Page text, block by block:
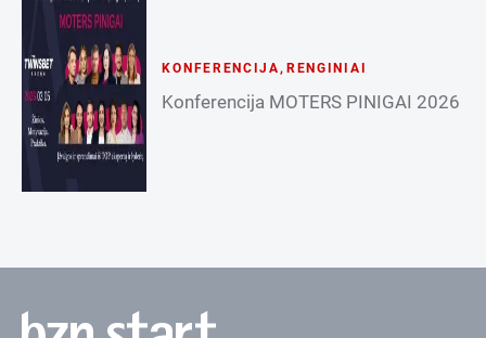
KONFERENCIJA, RENGINIAI
Konferencija MOTERS PINIGAI 2026